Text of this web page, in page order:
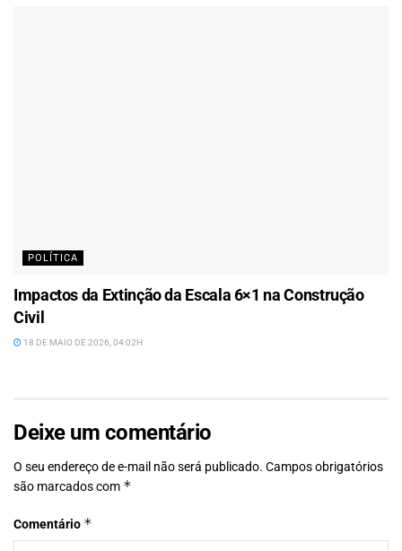
POLÍTICA
Impactos da Extinção da Escala 6×1 na Construção
Civil
18 DE MAIO DE 2026, 04:02H
Deixe um comentário
O seu endereço de e-mail não será publicado. Campos obrigatórios
são marcados com *
Comentário *